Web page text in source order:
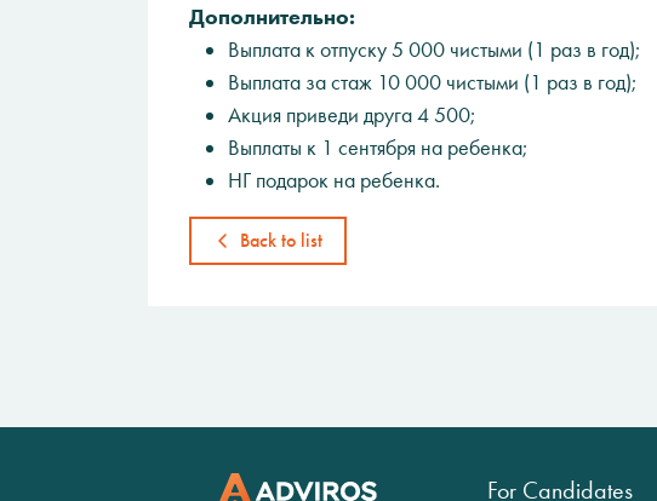
Дополнительно:
Выплата к отпуску 5 000 чистыми (1 раз в год);
Выплата за стаж 10 000 чистыми (1 раз в год);
Акция приведи друга 4 500;
Выплаты к 1 сентября на ребенка;
НГ подарок на ребенка.
Back to list
For Candidates